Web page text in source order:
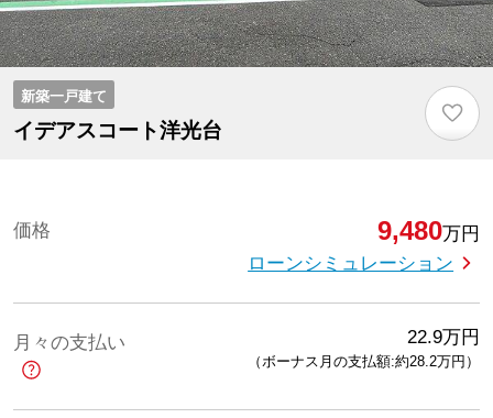
新築一戸建て
イデアスコート洋光台
♡
価格 9,480万円
ローンシミュレーション
月々の支払い 22.9万円
（ボーナス月の支払額:約28.2万円 ）